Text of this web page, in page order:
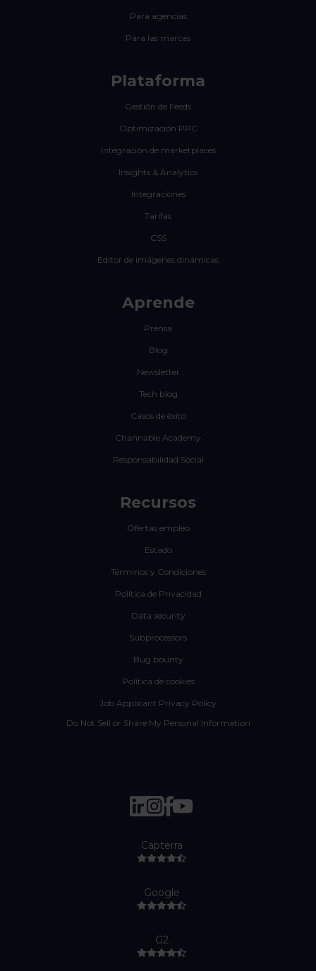
Para agencias
Para las marcas
Plataforma
Gestión de Feeds
Optimización PPC
Integración de marketplaces
Insights & Analytics
Integraciones
Tarifas
CSS
Editor de imágenes dinámicas
Aprende
Prensa
Blog
Newsletter
Tech blog
Casos de éxito
Channable Academy
Responsabilidad Social
Recursos
Ofertas empleo
Estado
Términos y Condiciones
Política de Privacidad
Data security
Subprocessors
Bug bounty
Política de cookies
Job Applicant Privacy Policy
Do Not Sell or Share My Personal Information
Capterra
Google
G2